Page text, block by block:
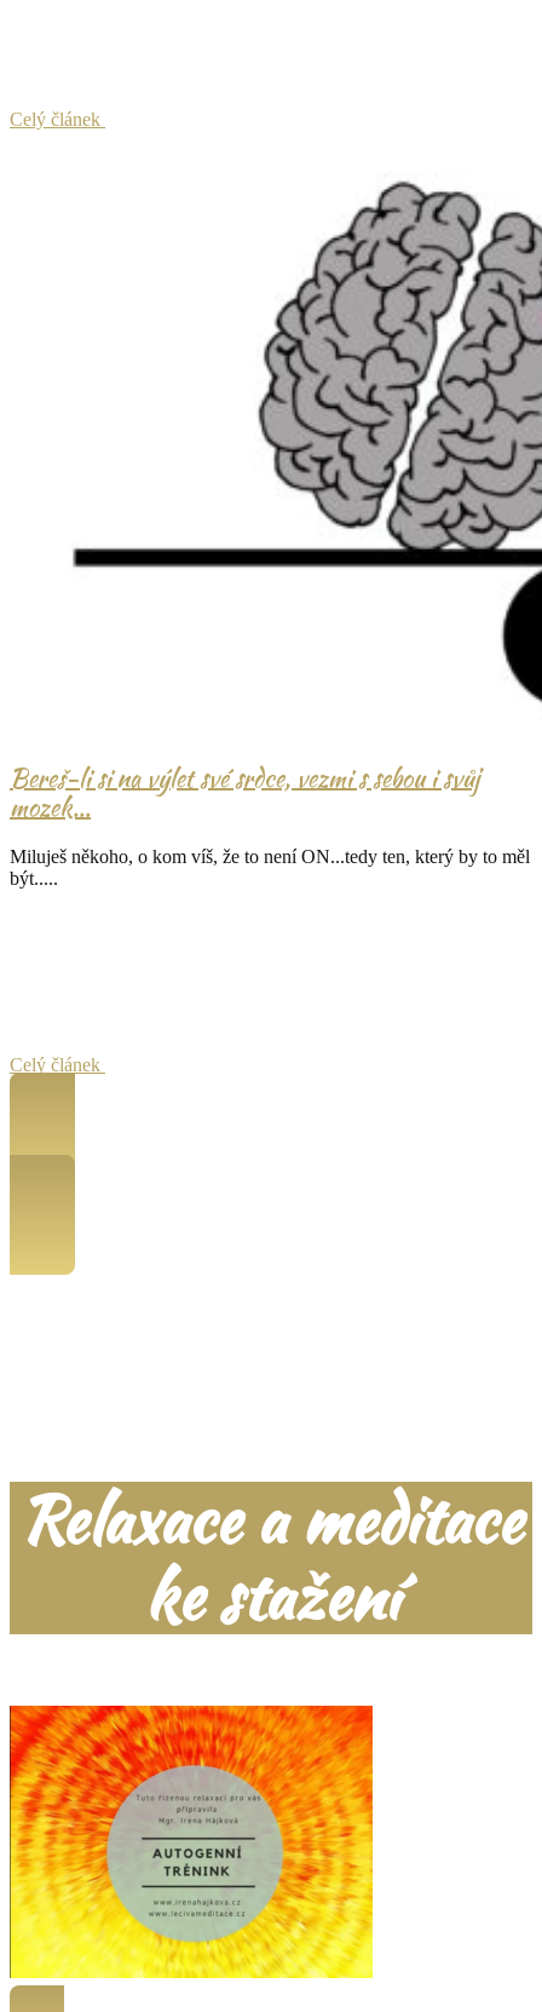
Celý článek
Bereš-li si na výlet své srdce, vezmi s sebou i svůj
mozek...
Miluješ někoho, o kom víš, že to není ON...tedy ten, který by to měl
být.....
Celý článek
Moje vzdělání
Relaxace a meditace
ke stažení